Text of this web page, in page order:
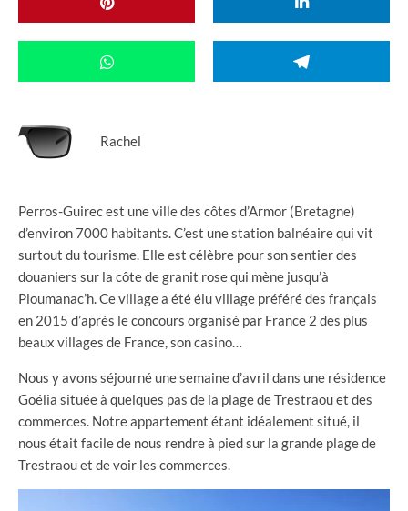
Rachel
Perros-Guirec est une ville des côtes d’Armor (Bretagne)
d’environ 7000 habitants. C’est une station balnéaire qui vit
surtout du tourisme. Elle est célèbre pour son sentier des
douaniers sur la côte de granit rose qui mène jusqu’à
Ploumanac’h. Ce village a été élu village préféré des français
en 2015 d’après le concours organisé par France 2 des plus
beaux villages de France, son casino…
Nous y avons séjourné une semaine d’avril dans une résidence
Goélia située à quelques pas de la plage de Trestraou et des
commerces. Notre appartement étant idéalement situé, il
nous était facile de nous rendre à pied sur la grande plage de
Trestraou et de voir les commerces.